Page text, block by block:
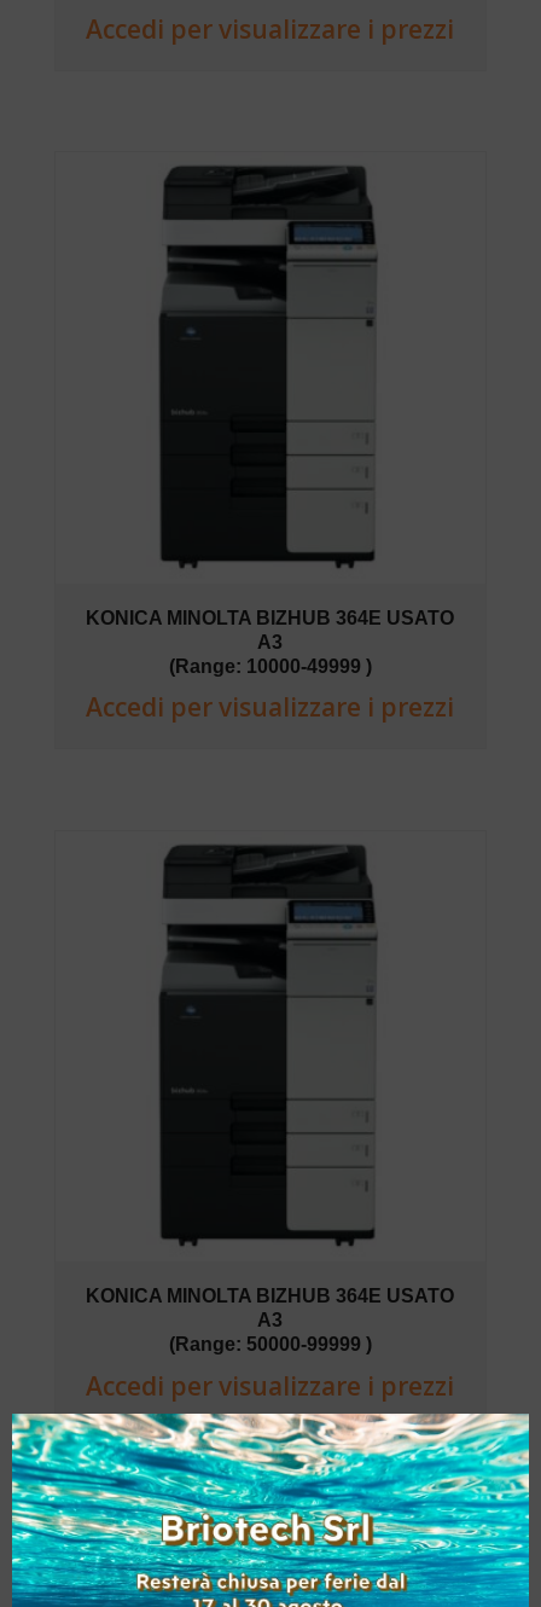
Accedi per visualizzare i prezzi
KONICA MINOLTA BIZHUB 364E USATO
A3
(Range: 10000-49999 )
Accedi per visualizzare i prezzi
KONICA MINOLTA BIZHUB 364E USATO
A3
(Range: 50000-99999 )
Accedi per visualizzare i prezzi